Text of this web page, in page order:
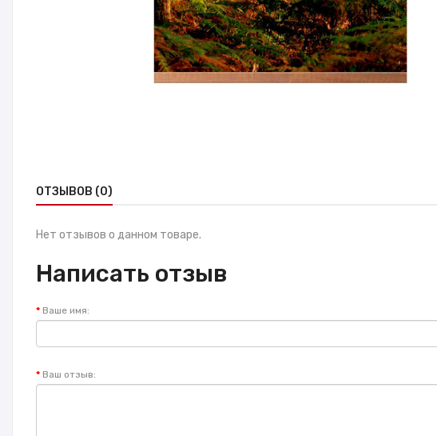
ОТЗЫВОВ (0)
Нет отзывов о данном товаре.
Написать отзыв
Ваше имя:
Ваш отзыв: